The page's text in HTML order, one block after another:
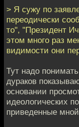
> Я сужу по
переодически
то", "Президент
этом много раз
видимости они
Тут надо
дураков
основании
идеологических
приведенные